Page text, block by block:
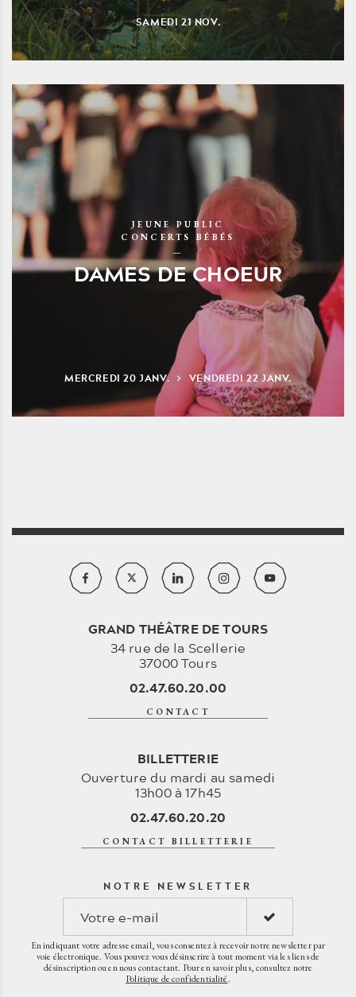
SAMEDI21NOV.
JEUNE PUBLIC
CONCERTS BÉBÉS
DAMES DE CHOEUR
MERCREDI20JANV. VENDREDI22JANV.
GRAND THÉÂTRE DE TOURS
34 rue de la Scellerie
37000 Tours
02.47.60.20.00
CONTACT
BILLETTERIE
Ouverture du mardi au samedi
13h00 à 17h45
02.47.60.20.20
CONTACT BILLETTERIE
NOTRE NEWSLETTER
En indiquant votre adresse email, vous consentez à recevoir notre newsletter par
voie électronique. Vous pouvez vous désinscrire à tout moment via les liens de
désinscription ou en nous contactant. Pour en savoir plus, consultez notre
Politique de confidentialité.